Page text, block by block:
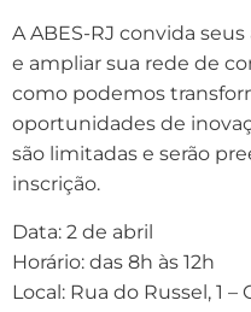
A ABES-RJ convida
e ampliar sua rede de
como podemos
oportunidades de
são limitadas e serão
inscrição.
Data: 2 de abril
Horário: das 8h às 12h
Local: Rua do Russel, 1 –